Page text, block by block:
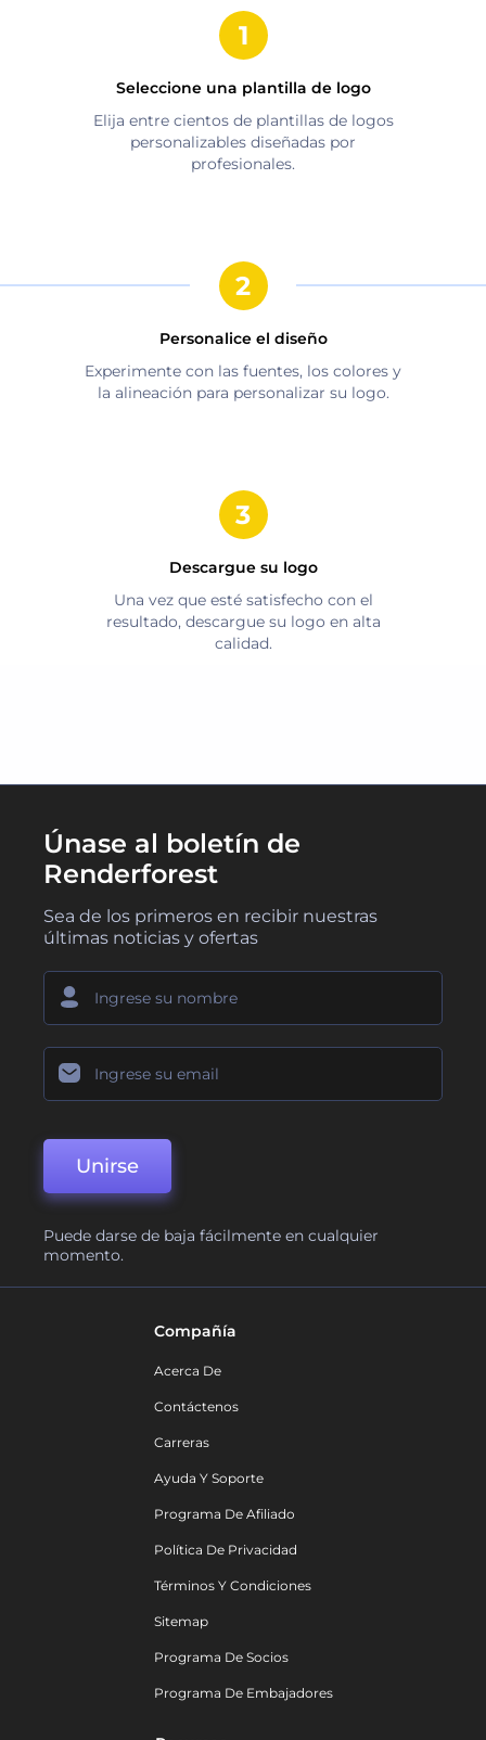
Seleccione una plantilla de logo
Elija entre cientos de plantillas de logos
personalizables diseñadas por
profesionales.
Personalice el diseño
Experimente con las fuentes, los colores y
la alineación para personalizar su logo.
Descargue su logo
Una vez que esté satisfecho con el
resultado, descargue su logo en alta
calidad.
Únase al boletín de
Renderforest
Sea de los primeros en recibir nuestras
últimas noticias y ofertas
Unirse
Puede darse de baja fácilmente en cualquier
momento.
Compañía
Acerca De
Contáctenos
Carreras
Ayuda Y Soporte
Programa De Afiliado
Política De Privacidad
Términos Y Condiciones
Sitemap
Programa De Socios
Programa De Embajadores